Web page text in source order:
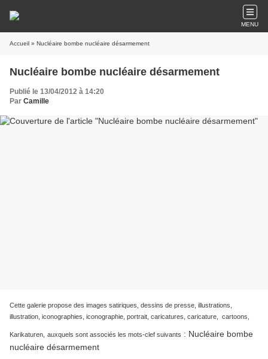
MENU
Accueil » Nucléaire bombe nucléaire désarmement
Nucléaire bombe nucléaire désarmement
Publié le 13/04/2012 à 14:20
Par Camille
Cette galerie propose des images satiriques, dessins de presse, illustrations,
illustration, iconographies, iconographie, portrait, caricatures, caricature, cartoons,
Karikaturen, auxquels sont associés les mots-clef suivants : Nucléaire bombe
nucléaire désarmement